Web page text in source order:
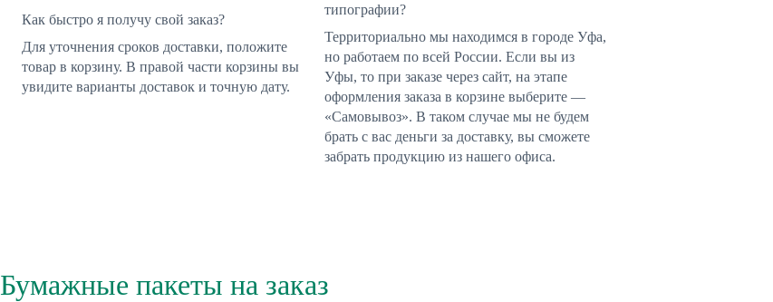
Как быстро я получу свой заказ?
Для уточнения сроков доставки, положите
товар в корзину. В правой части корзины вы
увидите варианты доставок и точную дату.
типографии?
Территориально мы находимся в городе Уфа,
но работаем по всей России. Если вы из
Уфы, то при заказе через сайт, на этапе
оформления заказа в корзине выберите —
«Самовывоз». В таком случае мы не будем
брать с вас деньги за доставку, вы сможете
забрать продукцию из нашего офиса.
Бумажные пакеты на заказ